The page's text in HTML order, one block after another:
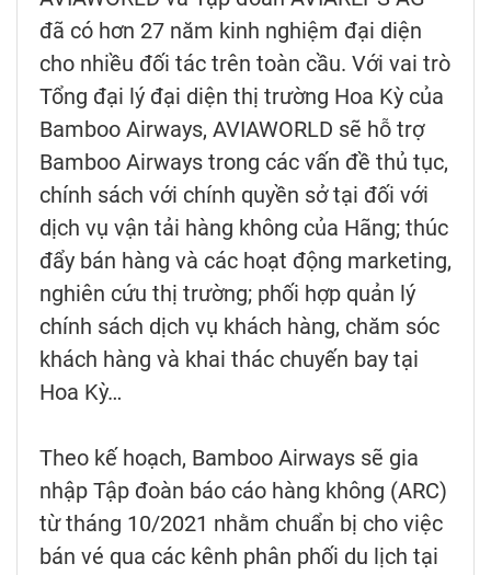
đã có hơn 27 năm kinh nghiệm đại diện
cho nhiều đối tác trên toàn cầu. Với vai trò
Tổng đại lý đại diện thị trường Hoa Kỳ của
Bamboo Airways, AVIAWORLD sẽ hỗ trợ
Bamboo Airways trong các vấn đề thủ tục,
chính sách với chính quyền sở tại đối với
dịch vụ vận tải hàng không của Hãng; thúc
đẩy bán hàng và các hoạt động marketing,
nghiên cứu thị trường; phối hợp quản lý
chính sách dịch vụ khách hàng, chăm sóc
khách hàng và khai thác chuyến bay tại
Hoa Kỳ…
Theo kế hoạch, Bamboo Airways sẽ gia
nhập Tập đoàn báo cáo hàng không (ARC)
từ tháng 10/2021 nhằm chuẩn bị cho việc
bán vé qua các kênh phân phối du lịch tại